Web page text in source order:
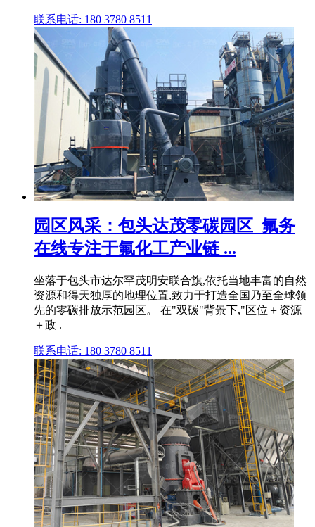
联系电话: 180 3780 8511
园区风采：包头达茂零碳园区_氟务
在线专注于氟化工产业链 ...
坐落于包头市达尔罕茂明安联合旗,依托当地丰富的自然
资源和得天独厚的地理位置,致力于打造全国乃至全球领
先的零碳排放示范园区。 在"双碳"背景下,"区位＋资源
＋政 .
联系电话: 180 3780 8511